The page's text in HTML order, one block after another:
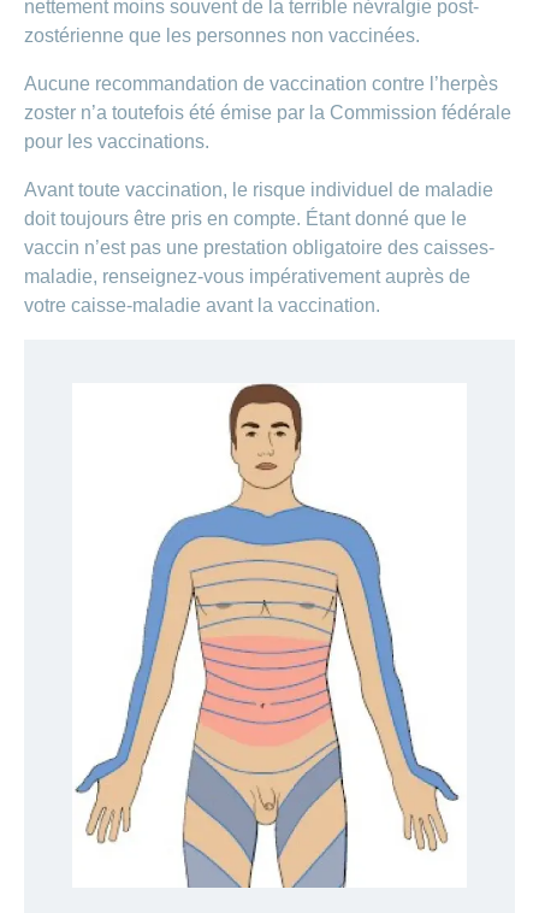
nettement moins souvent de la terrible névralgie post-
zostérienne que les personnes non vaccinées.
Aucune recommandation de vaccination contre l’herpès
zoster n’a toutefois été émise par la Commission fédérale
pour les vaccinations.
Avant toute vaccination, le risque individuel de maladie
doit toujours être pris en compte. Étant donné que le
vaccin n’est pas une prestation obligatoire des caisses-
maladie, renseignez-vous impérativement auprès de
votre caisse-maladie avant la vaccination.